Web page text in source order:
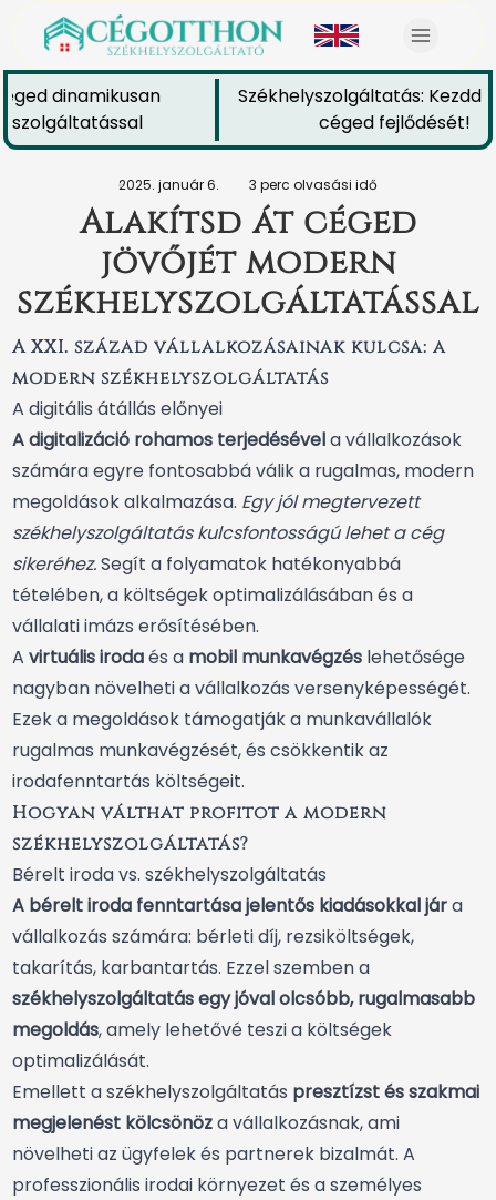
dinamikusan
Székhelyszolgáltatás: Kezdd
céged fejlődését!
2025. január 6. 3 perc olvasási idő
Alakítsd át céged
jövőjét modern
székhelyszolgáltatással
A XXI. század vállalkozásainak kulcsa: a
modern székhelyszolgáltatás
A digitális átállás előnyei
A digitalizáció rohamos terjedésévela vállalkozások
számára egyre fontosabbá válik a rugalmas, modern
megoldások alkalmazása. Egy jól megtervezett
székhelyszolgáltatás kulcsfontosságú lehet a cég
sikeréhez.Segít a folyamatok hatékonyabbá
tételében, a költségek optimalizálásában és a
vállalati imázs erősítésében.
A virtuális irodaés a mobil munkavégzés lehetősége
nagyban növelheti a vállalkozás versenyképességét.
Ezek a megoldások támogatják a munkavállalók
rugalmas munkavégzését, és csökkentik az
irodafenntartás költségeit.
Hogyan válthat profitot a modern
székhelyszolgáltatás?
Bérelt iroda vs. székhelyszolgáltatás
A bérelt iroda fenntartása jelentős kiadásokkal jára
vállalkozás számára: bérleti díj, rezsiköltségek,
takarítás, karbantartás. Ezzel szemben a
székhelyszolgáltatás egy jóval olcsóbb, rugalmasabb
megoldás, amely lehetővé teszi a költségek
optimalizálását.
Emellett a székhelyszolgáltatás presztízst és szakmai
megjelenést kölcsönöza vállalkozásnak, ami
növelheti az ügyfelek és partnerek bizalmát. A
professzionális irodai környezet és a személyes